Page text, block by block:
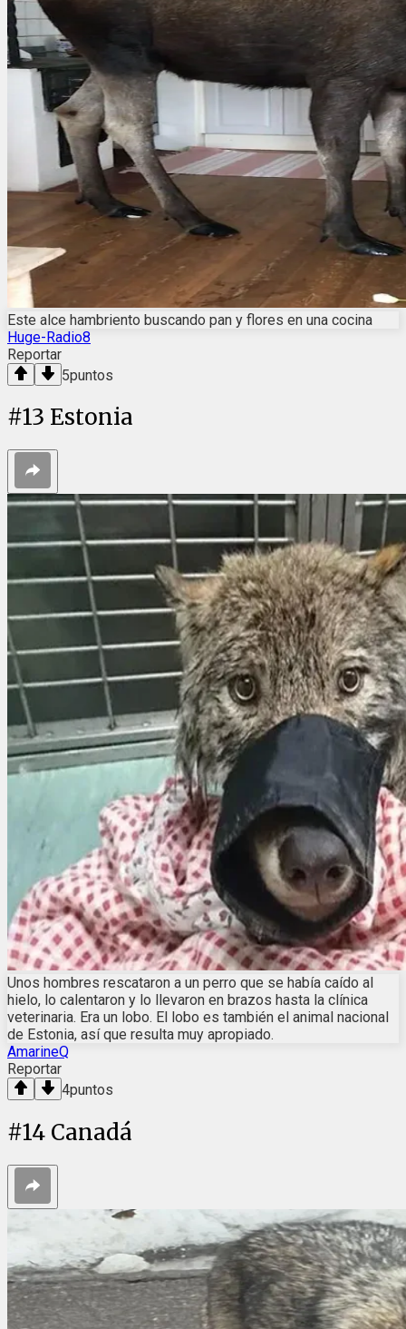
Este alce hambriento buscando pan y flores en una cocina
Huge-Radio8
Reportar
5puntos
#13 Estonia
Unos hombres rescataron a un perro que se había caído al
hielo, lo calentaron y lo llevaron en brazos hasta la clínica
veterinaria. Era un lobo. El lobo es también el animal nacional
de Estonia, así que resulta muy apropiado.
AmarineQ
Reportar
4puntos
#14 Canadá